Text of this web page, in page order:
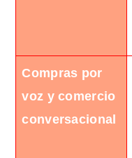
Compras por
voz y comercio
conversacional